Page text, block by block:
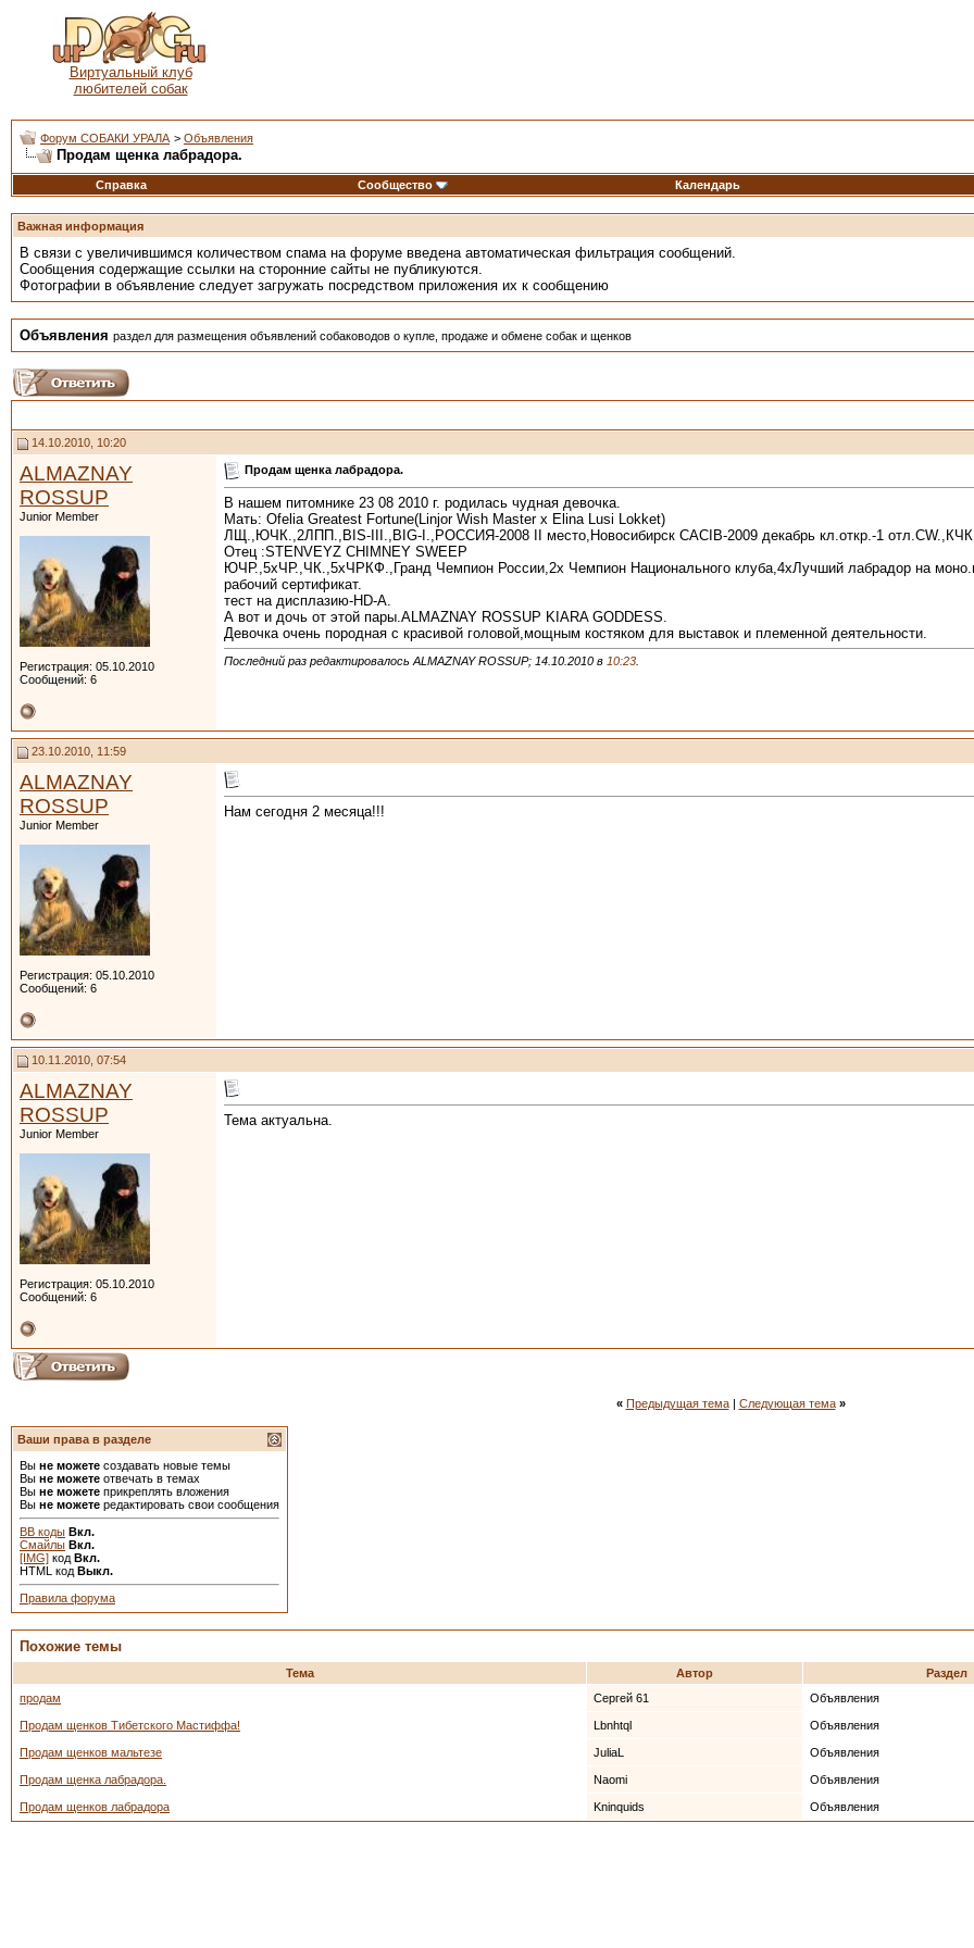
Виртуальный клуб
любителей собак
Форум СОБАКИ УРАЛА > Объявления
Продам щенка лабрадора.
Справка Сообщество Календарь
Важная информация
В связи с увеличившимся количеством спама на форуме введена автоматическая фильтрация сообщений.
Сообщения содержащие ссылки на сторонние сайты не публикуются.
Фотографии в объявление следует загружать посредством приложения их к сообщению
Объявления раздел для размещения объявлений собаководов о купле, продаже и обмене собак и щенков
14.10.2010, 10:20
ALMAZNAY
ROSSUP
Junior Member
Регистрация: 05.10.2010
Сообщений: 6
Продам щенка лабрадора.
В нашем питомнике 23 08 2010 г. родилась чудная девочка.
Мать: Ofelia Greatest Fortune(Linjor Wish Master x Elina Lusi Lokket)
ЛЩ.,ЮЧК.,2ЛПП.,BIS-III.,BIG-I.,РОССИЯ-2008 II место,Новосибирск CACIB-2009 декабрь кл.откр.-1
Отец :STENVEYZ CHIMNEY SWEEP
ЮЧР.,5хЧР.,ЧК.,5хЧРКФ.,Гранд Чемпион России,2х Чемпион Национального клуба,4хЛучший лабрадор на
рабочий сертификат.
тест на дисплазию-HD-A.
А вот и дочь от этой пары.ALMAZNAY ROSSUP KIARA GODDESS.
Девочка очень породная с красивой головой,мощным костяком для выставок и племенной деятельности.
Последний раз редактировалось ALMAZNAY ROSSUP; 14.10.2010 в 10:23
23.10.2010, 11:59
ALMAZNAY
ROSSUP
Junior Member
Регистрация: 05.10.2010
Сообщений: 6
Нам сегодня 2 месяца!!!
10.11.2010, 07:54
ALMAZNAY
ROSSUP
Junior Member
Регистрация: 05.10.2010
Сообщений: 6
Тема актуальна.
« Предыдущая тема| Следующая тема »
Ваши права в разделе
Вы не можете создавать новые темы
Вы не можете отвечать в темах
Вы не можете прикреплять вложения
Вы не можете редактировать свои сообщения
BB коды Вкл.
Смайлы Вкл.
[IMG] код Вкл.
HTML код Выкл.
Правила форума
Похожие темы
Тема Автор
Раздел
продам
Сергей 61 Объявления
Продам щенков Тибетского Мастиффа! Lbnhtql Объявления
Продам щенков мальтезе JuliaL Объявления
Продам щенка лабрадора. Naomi Объявления
Продам щенков лабрадора Kninquids Объявления